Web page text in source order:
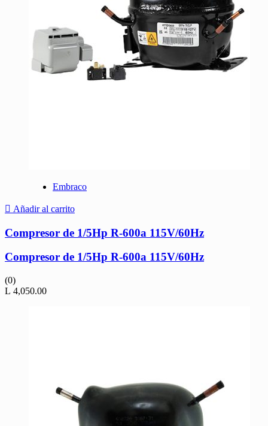
Embraco
Añadir al carrito
Compresor de 1/5Hp R-600a 115V/60Hz
Compresor de 1/5Hp R-600a 115V/60Hz
(0)
L 4,050.00